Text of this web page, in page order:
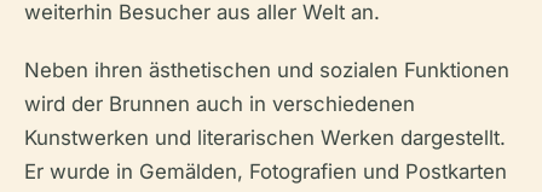
weiterhin Besucher aus aller Welt an.
Neben ihren ästhetischen und sozialen Funktionen
wird der Brunnen auch in verschiedenen
Kunstwerken und literarischen Werken dargestellt.
Er wurde in Gemälden, Fotografien und Postkarten